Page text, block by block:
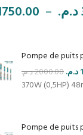
– د.م.
Pompe de puits
2000.00د.م.
د.م.
370W (0,5HP)
Pompe de puits